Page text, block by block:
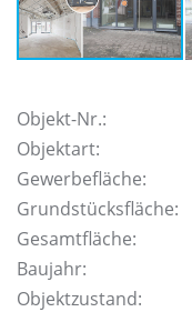
Objekt-Nr.:
Objektart:
Gewerbefläche:
Grundstücksfläche:
Gesamtfläche:
Baujahr:
Objektzustand: